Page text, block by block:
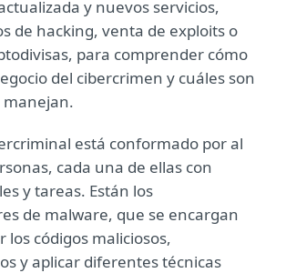
y nuevos servicios,
de hacking, venta de exploits o
para comprender cómo
del cibercrimen y cuáles son
manejan.
está conformado por al
cada una de ellas con
y tareas. Están los
de malware, que se encargan
los códigos maliciosos,
y aplicar diferentes técnicas